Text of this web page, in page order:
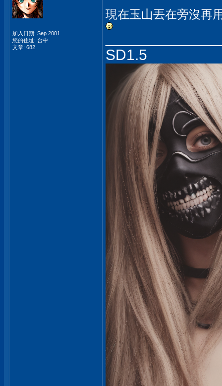
加入日期: Sep 2001
您的住址: 台中
文章: 682
現在玉山丟在旁沒再
SD1.5